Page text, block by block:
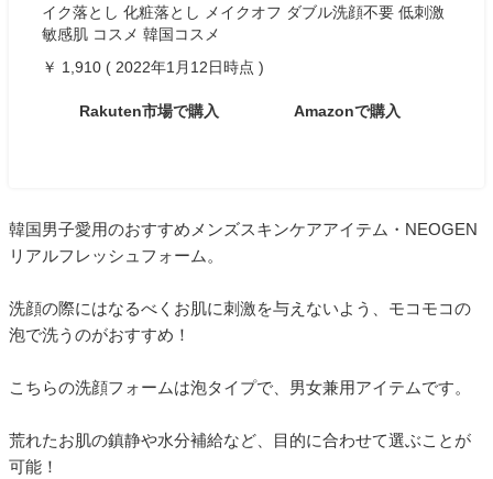
イク落とし 化粧落とし メイクオフ ダブル洗顔不要 低刺激
敏感肌 コスメ 韓国コスメ
￥ 1,910 ( 2022年1月12日時点 )
Rakuten市場で購入 Amazonで購入
韓国男子愛用のおすすめメンズスキンケアアイテム・NEOGEN
リアルフレッシュフォーム。
洗顔の際にはなるべくお肌に刺激を与えないよう、モコモコの
泡で洗うのがおすすめ！
こちらの洗顔フォームは泡タイプで、男女兼用アイテムです。
荒れたお肌の鎮静や水分補給など、目的に合わせて選ぶことが
可能！